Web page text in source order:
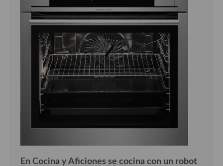
En Cocina y Aficiones se cocina con un robot